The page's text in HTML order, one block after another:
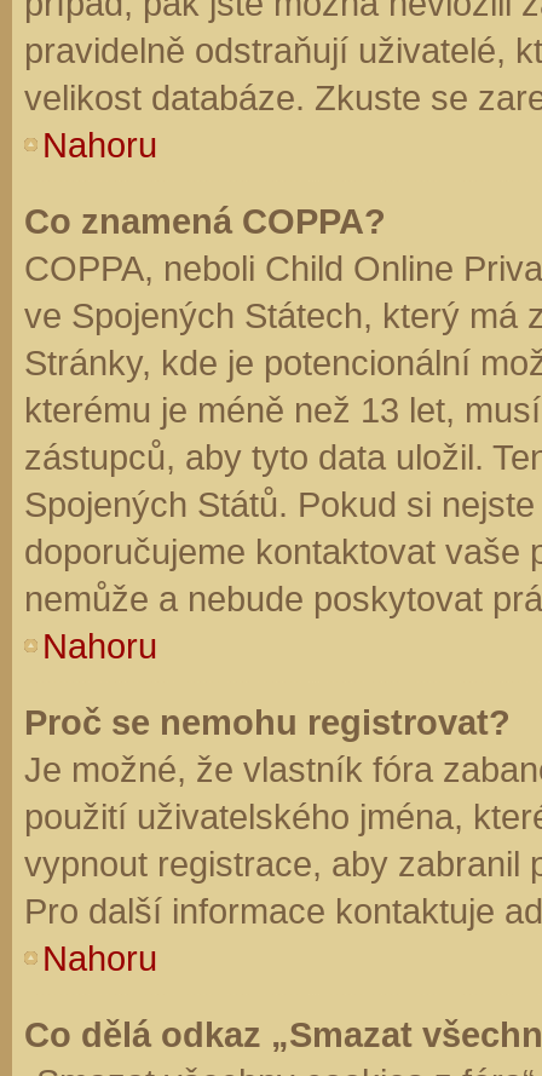
pravidelně odstraňují uživatelé,
velikost databáze. Zkuste se
Nahoru
Co znamená COPPA?
COPPA, neboli Child Online
ve Spojených Státech, který má
Stránky, kde je potencionální
kterému je méně než 13 let,
zástupců, aby tyto data uložil.
Spojených Států. Pokud si
doporučujeme kontaktovat vaše
nemůže a nebude poskytovat
Nahoru
Proč se nemohu registrovat?
Je možné, že vlastník fóra
použití uživatelského jména,
vypnout registrace, aby zabranil
Pro další informace kontaktuje
Nahoru
Co dělá odkaz „Smazat